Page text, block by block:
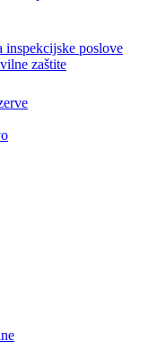
pomoć
poslove
zaštite